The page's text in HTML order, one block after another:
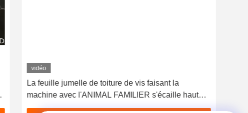
vidéo
La feuille jumelle de toiture de vis faisant la
machine avec l'ANIMAL FAMILIER s'écaille haut
efficace matériel